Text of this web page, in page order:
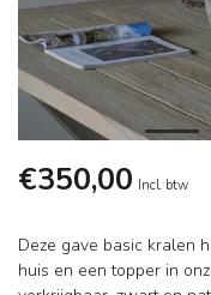
€350,00 Incl. btw
Deze gave basic kralen
huis en een topper in